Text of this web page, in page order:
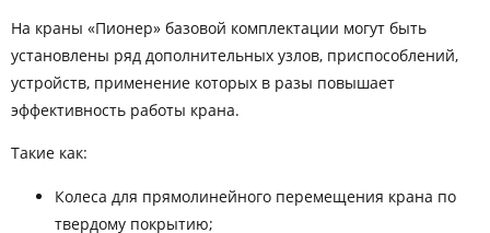
На краны «Пионер» базовой комплектации могут быть
установлены ряд дополнительных узлов, приспособлений,
устройств, применение которых в разы повышает
эффективность работы крана.
Такие как:
Колеса для прямолинейного перемещения крана по
твердому покрытию;